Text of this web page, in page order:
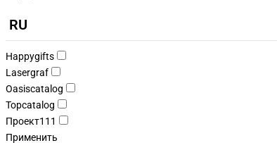
RU
Happygifts
Lasergraf
Oasiscatalog
Topcatalog
Проект111
Применить